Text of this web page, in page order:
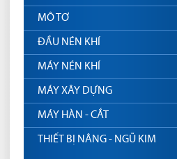
MÔ TƠ
ĐẦU NÉN KHÍ
MÁY NÉN KHÍ
MÁY XÂY DỰNG
MÁY HÀN - CẮT
THIẾT BỊ NÂNG - NGŨ KIM